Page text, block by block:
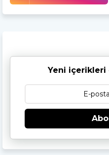
Yeni içerikleri